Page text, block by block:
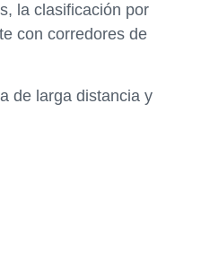
la clasificación por
con corredores de
de larga distancia y